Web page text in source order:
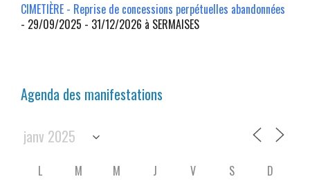
CIMETIÈRE - Reprise de concessions perpétuelles abandonnées
- 29/09/2025 - 31/12/2026 à SERMAISES
Agenda des manifestations
L M M J V S
D